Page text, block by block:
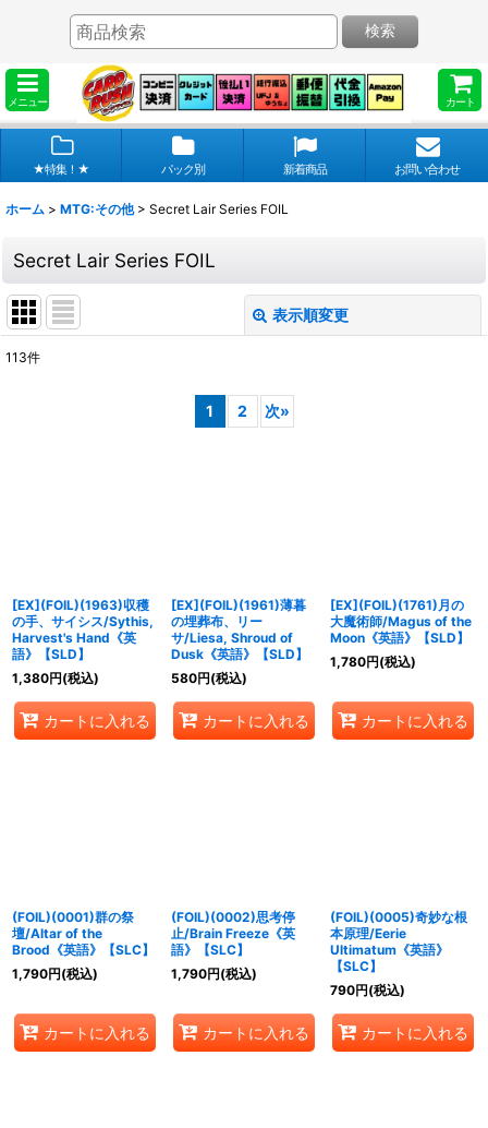
メニュー カート
検索
★特集！★ パック別 新着商品 お問い合わせ
ホーム > MTG:その他 > Secret Lair Series FOIL
Secret Lair Series FOIL
表示順変更
113件
1 2 次»
[EX](FOIL)(1963)収穫
の手、サイシス/Sythis,
Harvest's Hand《英
語》【SLD】
1,380円(税込)
カートに入れる
[EX](FOIL)(1961)薄暮
の埋葬布、リー
サ/Liesa, Shroud of
Dusk《英語》【SLD】
580円(税込)
カートに入れる
[EX](FOIL)(1761)月の
大魔術師/Magus of the
Moon《英語》【SLD】
1,780円(税込)
カートに入れる
(FOIL)(0001)群の祭
壇/Altar of the
Brood《英語》【SLC】
1,790円(税込)
カートに入れる
(FOIL)(0002)思考停
止/Brain Freeze《英
語》【SLC】
1,790円(税込)
カートに入れる
(FOIL)(0005)奇妙な根
本原理/Eerie
Ultimatum《英語》
【SLC】
790円(税込)
カートに入れる